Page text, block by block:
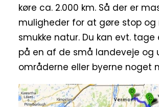
køre ca. 2.000 km. Så der er
muligheder for at gøre stop og
smukke natur. Du kan evt. tage
på en af de små landeveje og
områderne eller byerne noget